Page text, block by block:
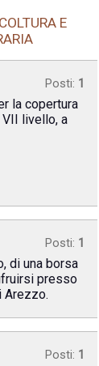
E
Posti: 1
la copertura
livello, a
Posti: 1
di una borsa
presso
Arezzo.
Posti: 1